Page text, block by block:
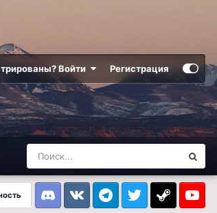
Войти Регистрация
DiscordVK TelegramTwitter Steam